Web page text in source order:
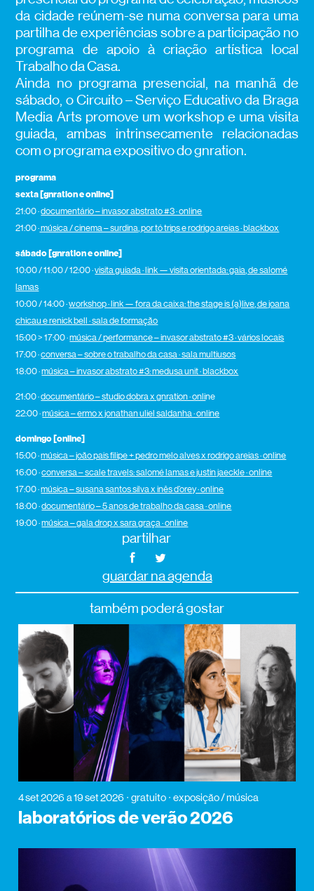
da cidade reúnem-se numa conversa para uma
partilha de experiências sobre a participação no
programa de apoio à criação artística local
Trabalho da Casa.
Ainda no programa presencial, na manhã de
sábado, o Circuito – Serviço Educativo da Braga
Media Arts promove um workshop e uma visita
guiada, ambas intrinsecamente relacionadas
com o programa expositivo do gnration.
programa
sexta [gnration e online]
21:00 ·documentário – invasor abstrato #3 · online
21:00 ·música / cinema – surdina, por tó trips e rodrigo areias · blackbox
sábado [gnration e online]
10:00 / 11:00 / 12:00 ·visita guiada · link — visita orientada: gaia, de salomé
lamas
10:00 / 14:00 ·workshop · link — fora da caixa: the stage is (a)live, de joana
chicau e renick bell · sala de formação
15:00 > 17:00 ·música / performance – invasor abstrato #3 · vários locais
17:00 ·conversa – sobre o trabalho da casa · sala multiusos
18:00 ·música – invasor abstrato #3: medusa unit · blackbox
21:00 ·documentário – studio dobra x gnration · online
22:00 ·música – ermo x jonathan uliel saldanha · online
domingo [online]
15:00 ·música – joão pais filipe + pedro melo alves x rodrigo areias · online
16:00 ·conversa – scale travels: salomé lamas e justin jaeckle · online
17:00 ·música – susana santos silva x inês d’orey · online
18:00 ·documentário – 5 anos de trabalho da casa · online
19:00 ·música – gala drop x sara graça · online
partilhar
guardar na agenda
também poderá gostar
4 set 2026 a 19 set 2026 gratuito exposição / música
laboratórios de verão 2026